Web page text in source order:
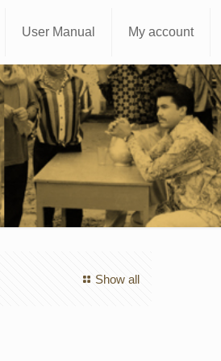
User Manual My account
Show all